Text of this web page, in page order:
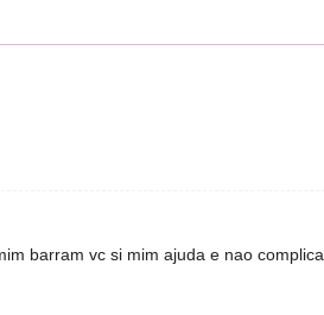
barram vc si mim ajuda e nao complica